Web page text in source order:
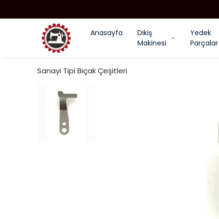
Anasayfa
Dikiş
Makinesi
Yedek
Parçalar
Sanayi Tipi Bıçak Çeşitleri